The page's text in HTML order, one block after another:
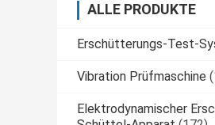
ALLE PRODUKTE
Erschütterungs-Test-
Vibration Prüfmaschine
Elektrodynamischer